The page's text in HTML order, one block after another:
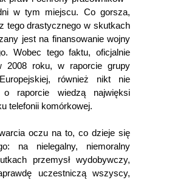
w tym miejscu. Co gorsza,
tego drastycznego w skutkach
jest na finansowanie wojny
Wobec tego faktu, oficjalnie
2008 roku, w raporcie grupy
również nikt nie
o raporcie wiedzą najwięksi
telefonii komórkowej.
oczu na to, co dzieje się
na nielegalny, niemoralny
przemysł wydobywczy,
uczestniczą wszyscy,